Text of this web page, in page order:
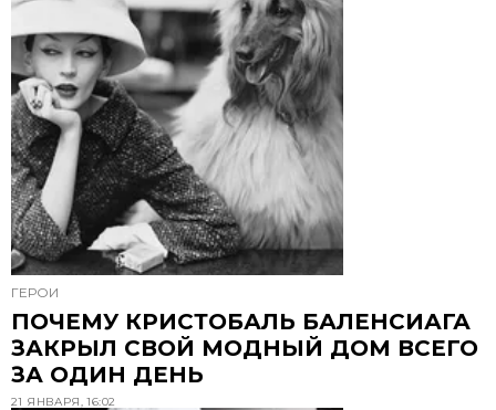
ГЕРОИ
ПОЧЕМУ КРИСТОБАЛЬ БАЛЕНСИАГА
ЗАКРЫЛ СВОЙ МОДНЫЙ ДОМ ВСЕГО
ЗА ОДИН ДЕНЬ
21 ЯНВАРЯ, 16:02